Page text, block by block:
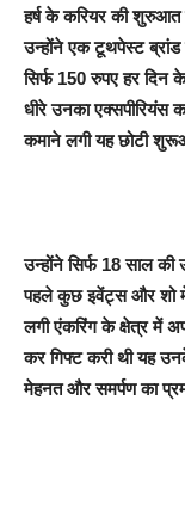
हर्ष के करियर की शुरुआत
उन्होंने एक टूथपेस्ट
सिर्फ 150 रुपए हर दिन
धीरे उनका एक्सपीरियंस
कमाने लगी यह छोटी
उन्होंने सिर्फ 18 साल
पहले कुछ इवेंट्स और शो में
लगी एंकरिंग के क्षेत्र में
कर गिफ्ट करी थी यह
मेहनत और समर्पण का